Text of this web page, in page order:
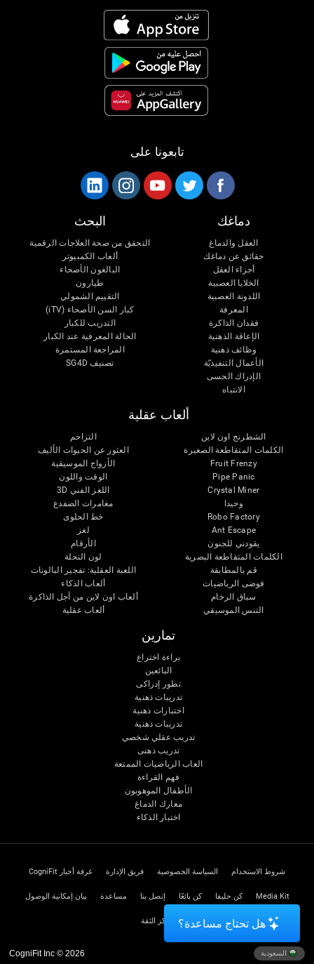
تابعونا على
دماغك
العقل والدماغ
حقائق عن دماغك
أجزاء العقل
الخلايا العصبية
اللدونة العصبية
المعرفة
فقدان الذاكرة
الإعاقة الذهنية
وظائف ذهنية
الأعمال التنفيذيّة
الإدراك الحسى
الانتباه
البحث
التحقق من صحة العلاجات الرقمية
ألعاب الكمبيوتر
البالغون الأصحاء
طيارون
التقييم الشمولي
كبار السن الأصحاء (iTV)
التدريب للكبار
الحالة المعرفية عند الكبار
المراجعة المستمرة
تصنيف SG4D
ألعاب عقلية
الشطرنج اون لاين
الكلمات المتقاطعة الصغيرة
Fruit Frenzy
Pipe Panic
Crystal Miner
وحيدا
Robo Factory
Ant Escape
يقودني للجنون
الكلمات المتقاطعة البصرية
قم بالمطابقة
فوضى الرياضيات
سباق الرخام
التنس الموسيقي
التزاحم
العثور عن الحيوات الأليف
الأزواج الموسيقية
الوقت واللون
اللغز الفني 3D
مغامرات الضفدع
خط الحلوى
لغز
الأرقام
لون النحلة
اللعبة العقلية: تفجير البالونات
ألعاب الذكاء
ألعاب اون لاين من آجل الذاكرة
ألعاب عقلية
تمارين
براءة اختراع
البائعين
تطور إدراكى
تدريبات ذهنية
اختبارات ذهنية
تدريبات ذهنية
تدريب عقلي شخصي
تدريب ذهنى
العاب الرياضيات الممتعة
فهم القراءة
الأطفال الموهوبون
معارك الدماغ
اختبار الذكاء
شروط الاستخدام السياسة الخصوصية فريق الإدارة غرفة أخبار CogniFit
Media Kit كن حليفا كن بائعًا إتصل بنا مساعدة بيان إمكانية الوصول
مركز الثقة
السعودية CogniFit Inc © 2026
هل تحتاج مساعدة؟